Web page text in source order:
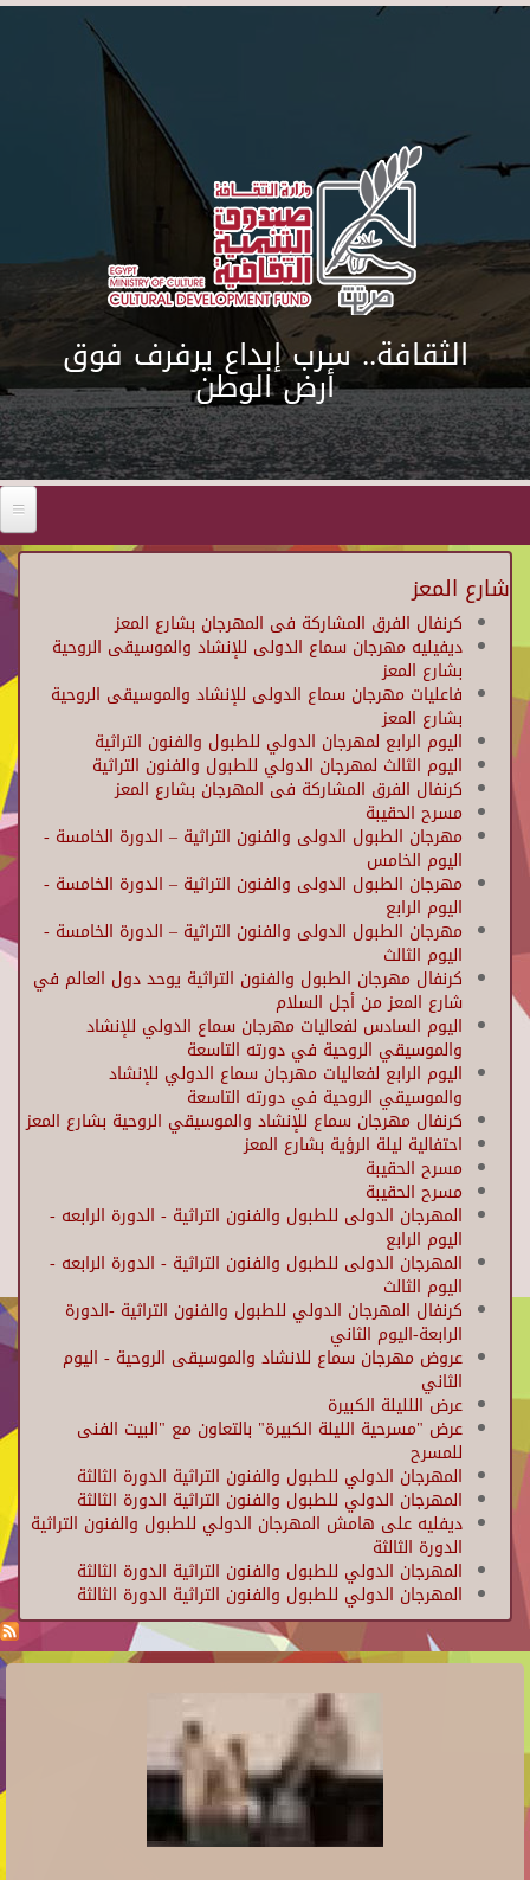
Skip to main content
الثقافة.. سرب إبداع يرفرف فوق
أرض الوطن
شارع المعز
كرنفال الفرق المشاركة فى المهرجان بشارع المعز
ديفيليه مهرجان سماع الدولى للإنشاد والموسيقى الروحية
بشارع المعز
فاعليات مهرجان سماع الدولى للإنشاد والموسيقى الروحية
بشارع المعز
اليوم الرابع لمهرجان الدولي للطبول والفنون التراثية
اليوم الثالث لمهرجان الدولي للطبول والفنون التراثية
كرنفال الفرق المشاركة فى المهرجان بشارع المعز
مسرح الحقيبة
مهرجان الطبول الدولى والفنون التراثية – الدورة الخامسة -
اليوم الخامس
مهرجان الطبول الدولى والفنون التراثية – الدورة الخامسة -
اليوم الرابع
مهرجان الطبول الدولى والفنون التراثية – الدورة الخامسة -
اليوم الثالث
كرنفال مهرجان الطبول والفنون التراثية يوحد دول العالم في
شارع المعز من أجل السلام
اليوم السادس لفعاليات مهرجان سماع الدولي للإنشاد
والموسيقي الروحية في دورته التاسعة
اليوم الرابع لفعاليات مهرجان سماع الدولي للإنشاد
والموسيقي الروحية في دورته التاسعة
كرنفال مهرجان سماع للإنشاد والموسيقي الروحية بشارع المعز
احتفالية ليلة الرؤية بشارع المعز
مسرح الحقيبة
مسرح الحقيبة
المهرجان الدولى للطبول والفنون التراثية - الدورة الرابعه -
اليوم الرابع
المهرجان الدولى للطبول والفنون التراثية - الدورة الرابعه -
اليوم الثالث
كرنفال المهرجان الدولي للطبول والفنون التراثية -الدورة
الرابعة-اليوم الثاني
عروض مهرجان سماع للانشاد والموسيقى الروحية - اليوم
الثاني
عرض اللليلة الكبيرة
عرض "مسرحية الليلة الكبيرة" بالتعاون مع "البيت الفنى
للمسرح
المهرجان الدولي للطبول والفنون التراثية الدورة الثالثة
المهرجان الدولي للطبول والفنون التراثية الدورة الثالثة
ديفليه على هامش المهرجان الدولي للطبول والفنون التراثية
الدورة الثالثة
المهرجان الدولي للطبول والفنون التراثية الدورة الثالثة
المهرجان الدولي للطبول والفنون التراثية الدورة الثالثة